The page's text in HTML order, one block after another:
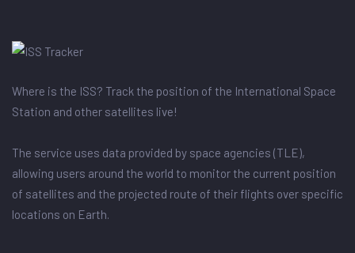
Where is the ISS? Track the position of the International Space
Station and other satellites live!
The service uses data provided by space agencies (TLE),
allowing users around the world to monitor the current position
of satellites and the projected route of their flights over specific
locations on Earth.